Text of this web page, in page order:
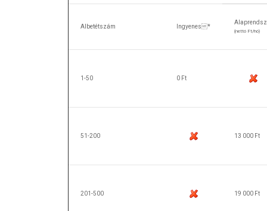
Albetétszám Ingyenes*
(nettó Ft/hó)
1-50 0 Ft
51-200 13 000 Ft
201-500 19 000 Ft